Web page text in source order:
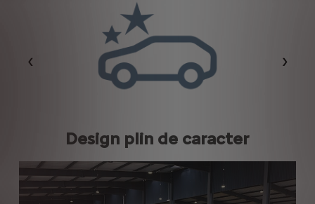
Précédent
Design plin de caracter